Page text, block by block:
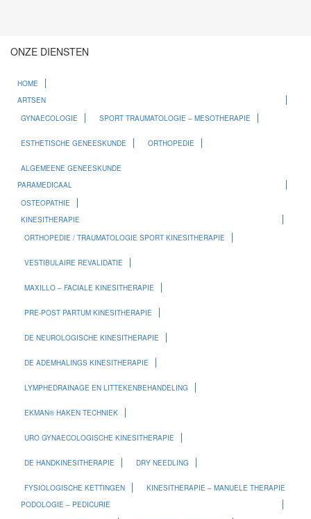
ONZE DIENSTEN
HOME
ARTSEN
GYNAECOLOGIE
SPORT TRAUMATOLOGIE – MESOTHERAPIE
ESTHETISCHE GENEESKUNDE ORTHOPEDIE
ALGEMEENE GENEESKUNDE
PARAMEDICAAL
OSTEOPATHIE
KINESITHERAPIE
ORTHOPEDIE / TRAUMATOLOGIE SPORT KINESITHERAPIE
VESTIBULAIRE REVALIDATIE
MAXILLO – FACIALE KINESITHERAPIE
PRE-POST PARTUM KINESITHERAPIE
DE NEUROLOGISCHE KINESITHERAPIE
DE ADEMHALINGS KINESITHERAPIE
LYMPHEDRAINAGE EN LITTEKENBEHANDELING
EKMAN® HAKEN TECHNIEK
URO GYNAECOLOGISCHE KINESITHERAPIE
DE HANDKINESITHERAPIE DRY NEEDLING
FYSIOLOGISCHE KETTINGEN
KINESITHERAPIE – MANUELE THERAPIE
PODOLOGIE – PEDICURIE